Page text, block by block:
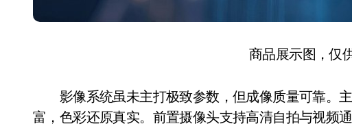
商品展示图，仅
影像系统虽未主打极致参数，但成像质量可靠。
富，色彩还原真实。前置摄像头支持高清自拍与视频